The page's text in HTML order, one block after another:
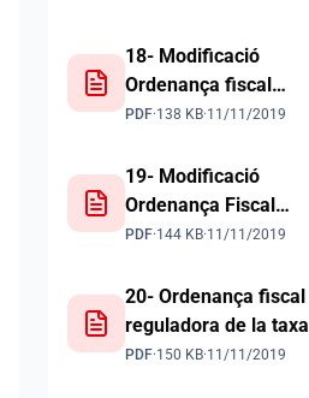
utilització Casa
Consistorial 2019
18- Modificació
Ordenança fiscal
reguladora del preu
brigada i empleats
públics a requeriment
interessat
PDF·138 KB·11/11/2019
19- Modificació
Ordenança Fiscal
reguladora de la taxa
documents
administratius 2019
PDF·144 KB·11/11/2019
20- Ordenança fiscal
reguladora de la taxa
per a l'ocupació de
PDF·150 KB·11/11/2019